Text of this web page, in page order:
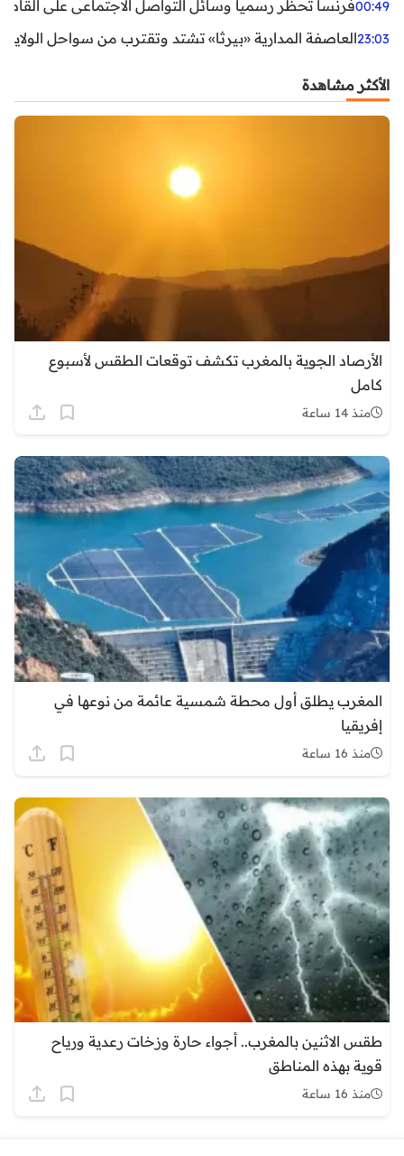
00:49فرنسا تحظر رسمياً وسائل التواصل الاجتماعي على القاصرين
23:03العاصفة المدارية «بيرثا» تشتد وتقترب من سواحل
الأكثر مشاهدة
الأرصاد الجوية بالمغرب تكشف توقعات الطقس لأسبوع
كامل
منذ 14 ساعة
المغرب يطلق أول محطة شمسية عائمة من نوعها في
إفريقيا
منذ 16 ساعة
طقس الاثنين بالمغرب.. أجواء حارة وزخات رعدية ورياح
قوية بهذه المناطق
منذ 16 ساعة